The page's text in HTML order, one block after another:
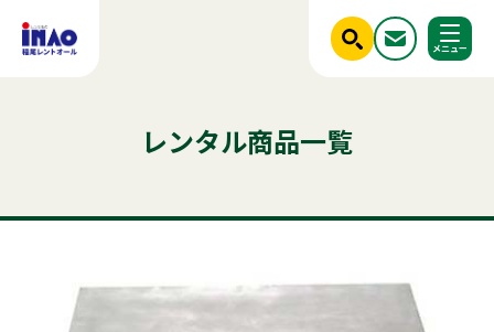
ご利用シーンから探す
はじめての方へ
レンタル規約
閉じる
テントテーブル発電機クーラー椅子ベンチフライヤー
レンタル商品一覧